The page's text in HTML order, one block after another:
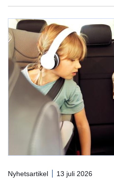
Nyhetsartikel 13 juli 2026